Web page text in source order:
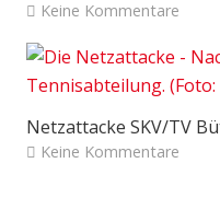
Keine Kommentare
Netzattacke SKV/TV
Keine Kommentare